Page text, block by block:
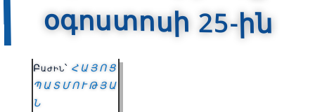
օգոստոսի 25-ին
Բաժին՝ ՀԱՅՈՑ
ՊԱՏՄՈՒԹՅԱ
Ն